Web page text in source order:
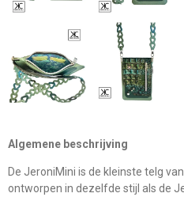
Algemene beschrijving
De JeroniMini is de kleinste telg
ontworpen in dezelfde stijl als de